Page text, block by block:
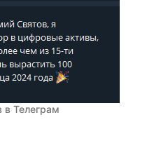
в Телеграм